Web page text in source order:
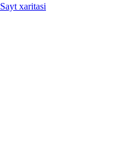
Sayt xaritasi